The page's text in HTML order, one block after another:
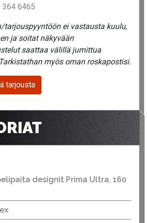
364 6465
tarjouspyyntöön ei vastausta kuulu,
ja soitat näkyvään
saattaa välillä jumittua
myös oman roskapostisi.
tarjousta
designit Prima Ultra, 160